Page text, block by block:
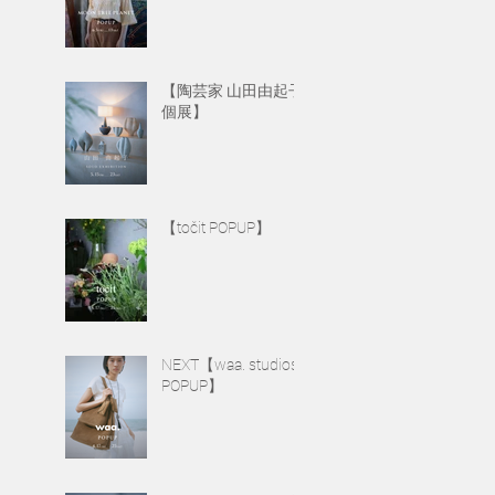
【陶芸家 山田由起子
個展】
【točit POPUP】
NEXT【waa. studios
POPUP】